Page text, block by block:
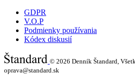
GDPR
V.O.P
Podmienky používania
Kódex diskusií
© 2026 Denník Štandard,
oprava@standard.sk